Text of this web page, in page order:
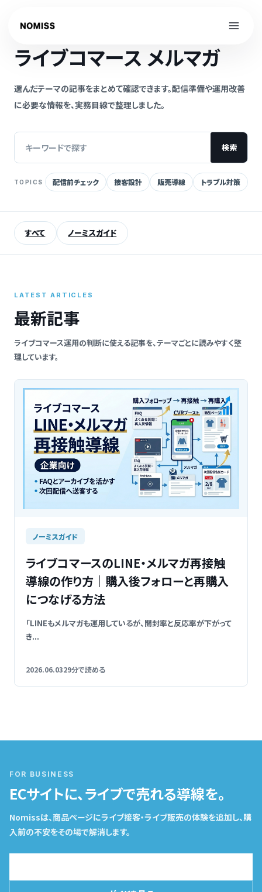
ライブコマース メルマガ
選んだテーマの記事をまとめて確認できます。配信準備や運用改善
に必要な情報を、実務目線で整理しました。
事
検索
TOPICS 配信前チェック 接客設計 販売導線 トラブル対策
すべて ノーミスガイド
LATEST ARTICLES
最新記事
ライブコマース運用の判断に使える記事を、テーマごとに読みやすく整
理しています。
ノーミスガイド
ライブコマースのLINE・メルマガ再接触
導線の作り方｜購入後フォローと再購入
につなげる方法
「LINEもメルマガも運用しているが、開封率と反応率が下がって
き...
2026.06.0329分で読める
FOR BUSINESS
ECサイトに、ライブで売れる導線を。
Nomissは、商品ページにライブ接客・ライブ販売の体験を追加し、購
入前の不安をその場で解消します。